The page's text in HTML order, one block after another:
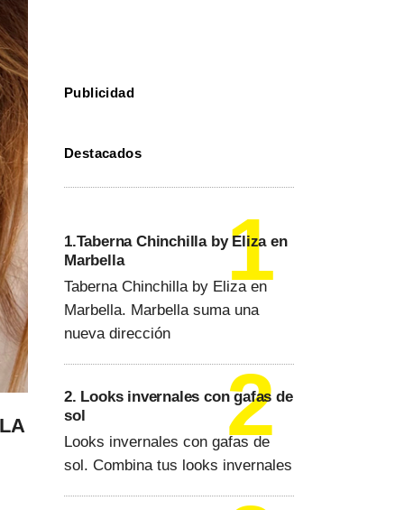
Publicidad
Destacados
1.Taberna Chinchilla by Eliza en
Marbella
Taberna Chinchilla by Eliza en
Marbella. Marbella suma una
nueva dirección
2. Looks invernales con gafas de
sol
Looks invernales con gafas de
sol. Combina tus looks invernales